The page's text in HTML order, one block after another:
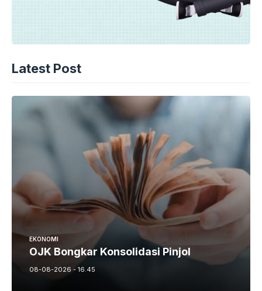
Latest Post
EKONOMI
OJK Bongkar Konsolidasi Pinjol
08-08-2026 - 16.45